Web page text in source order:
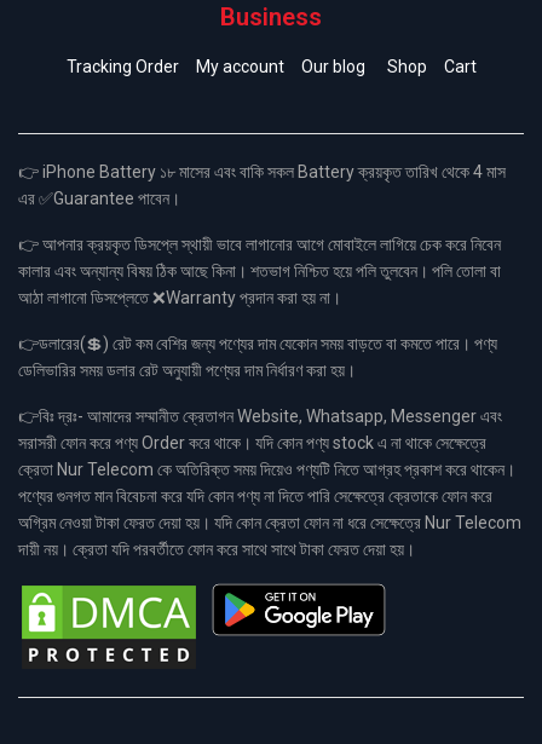
Business
Tracking Order My account Our blog Shop Cart
👉 iPhone Battery ১৮ মাসের এবং বাকি সকল Battery ক্রয়কৃত তারিখ থেকে 4 মাস
এর ✅Guarantee পাবেন।
👉 আপনার ক্রয়কৃত ডিসপ্লে স্থায়ী ভাবে লাগানোর আগে মোবাইলে লাগিয়ে চেক করে নিবেন
কালার এবং অন্যান্য বিষয় ঠিক আছে কিনা। শতভাগ নিশ্চিত হয়ে পলি তুলবেন। পলি তোলা বা
আঠা লাগানো ডিসপ্লেতে ❌Warranty প্রদান করা হয় না।
👉ডলারের(💲) রেট কম বেশির জন্য পণ্যের দাম যেকোন সময় বাড়তে বা কমতে পারে। পণ্য
ডেলিভারির সময় ডলার রেট অনুযায়ী পণ্যের দাম নির্ধারণ করা হয়।
👉বিঃ দ্রঃ- আমাদের সম্মানীত ক্রেতাগন Website, Whatsapp, Messenger এবং
সরাসরী ফোন করে পণ্য Order করে থাকে। যদি কোন পণ্য stock এ না থাকে সেক্ষেত্রে
ক্রেতা Nur Telecom কে অতিরিক্ত সময় দিয়েও পণ্যটি নিতে আগ্রহ প্রকাশ করে থাকেন।
পণ্যের গুনগত মান বিবেচনা করে যদি কোন পণ্য না দিতে পারি সেক্ষেত্রে ক্রেতাকে ফোন করে
অগ্রিম নেওয়া টাকা ফেরত দেয়া হয়। যদি কোন ক্রেতা ফোন না ধরে সেক্ষেত্রে Nur Telecom
দায়ী নয়। ক্রেতা যদি পরবর্তীতে ফোন করে সাথে সাথে টাকা ফেরত দেয়া হয়।